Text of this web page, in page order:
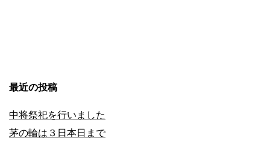
最近の投稿
中将祭祀を行いました
茅の輪は３日本日まで